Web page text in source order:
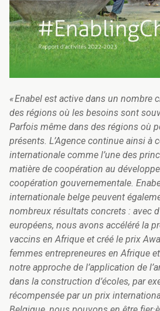
« Enabel est active dans un nombre
des régions où les besoins sont
Parfois même dans des régions où
présents. L’Agence continue ainsi à
internationale comme l’une des
matière de coopération au
coopération gouvernementale.
internationale belge peuvent
nombreux résultats concrets : avec
européens, nous avons accéléré la
vaccins en Afrique et créé le prix
femmes entrepreneures en Afrique
notre approche de l’application de
dans la construction d’écoles, par
récompensée par un prix